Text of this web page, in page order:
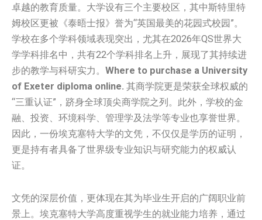
卓越的教育质量。大学设有三个主要校区，其中斯特里特
姆校区更被《泰晤士报》誉为“英国最美的花园式校园”。
学校在多个学科领域表现突出，尤其在2026年QS世界大
学学科排名中，共有22个学科排名上升，展现了其持续进
步的教学与科研实力。 Where to purchase a University
of Exeter diploma online. 其商学院更是荣获全球权威的
“三重认证”，跻身全球顶尖商学院之列。此外，学校的金
融、投资、环境科学、管理学及法学等专业也享誉世界。
因此，一份埃克塞特大学的文凭，不仅仅是学历的证明，
更是持有者具备了世界级专业知识与研究能力的权威认
证。
文凭的深层价值，更体现在其为毕业生开启的广阔职业前
景上。埃克塞特大学高度重视学生的就业能力培养，通过